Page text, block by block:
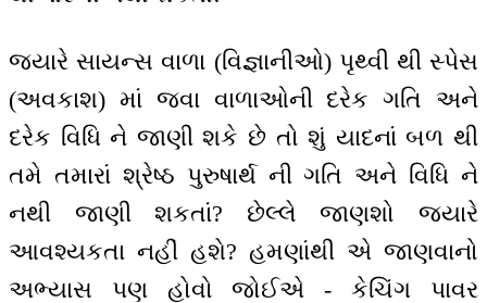
જ્યારે સાયન્સ વાળા (વિજ્ઞાનીઓ) પૃથ્વી થી સ્પેસ
(અવકાશ) માં જવા વાળાઓની દરેક ગતિ અને
દરેક વિધિ ને જાણી શકે છે તો શું યાદનાં બળ થી
તમે તમારાં શ્રેષ્ઠ પુરુષાર્થ ની ગતિ અને વિધિ ને
નથી જાણી શકતાં? છેલ્લે જાણશો જ્યારે
આવશ્યકતા નહીં હશે? હમણાંથી એ જાણવાનો
અભ્યાસ પણ હોવો જોઈએ - કેચિંગ પાવર